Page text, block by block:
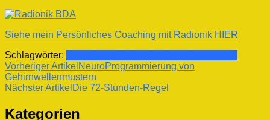
Siehe mein Persönliches Coaching mit Radionik HIER
Schlagwörter:
Beitragsnavigation
Vorheriger Artikel NeuroProgrammierung von
Gehirnwellenmustern
Nächster Artikel Die 72-Stunden-Regel
Kategorien